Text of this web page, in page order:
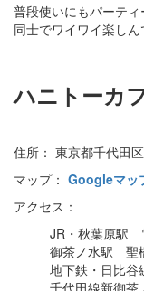
普段使いにもパーテ
同士でワイワイ楽しん
ハニトーカ
住所： 東京都千代田
マップ： Googleマッ
アクセス：
JR・秋葉原駅
御茶ノ水駅 聖
地下鉄・日比
千代田線新御